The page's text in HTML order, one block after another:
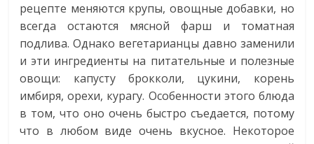
рецепте меняются крупы, овощные добавки, но
всегда остаются мясной фарш и томатная
подлива. Однако вегетарианцы давно заменили
и эти ингредиенты на питательные и полезные
овощи: капусту брокколи, цукини, корень
имбиря, орехи, курагу. Особенности этого блюда
в том, что оно очень быстро съедается, потому
что в любом виде очень вкусное. Некоторое